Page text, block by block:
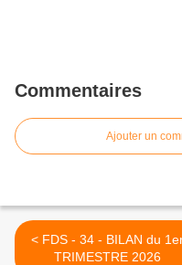
Commentaires
Ajouter un
< FDS - 34 - BILAN du 1er
TRIMESTRE 2026